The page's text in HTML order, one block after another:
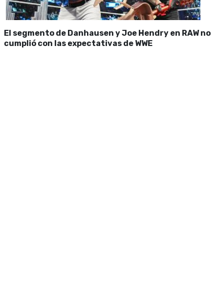
El segmento de Danhausen y Joe Hendry en RAW no
cumplió con las expectativas de WWE